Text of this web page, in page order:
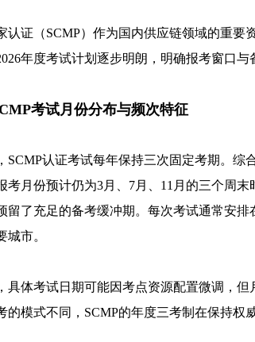
认证（SCMP）作为国内供应链领域的重要
年度考试计划逐步明朗，明确报考窗口与
考试月份分布与频次特征
SCMP认证考试每年保持三次固定考期。综
考月份预计仍为3月、7月、11月的三个周
留了充足的备考缓冲期。每次考试通常安
城市。
具体考试日期可能因考点资源配置微调，
的模式不同，SCMP的年度三考制在保持权